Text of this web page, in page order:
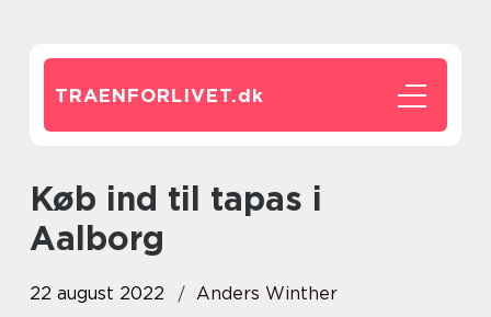
TRAENFORLIVET.dk
Køb ind til tapas i
Aalborg
22 august 2022
Anders Winther